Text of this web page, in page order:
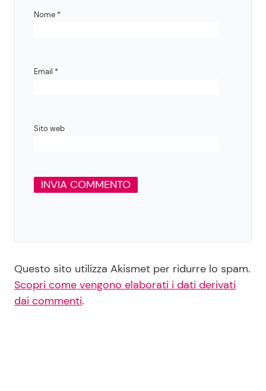
Nome *
Email *
Sito web
Questo sito utilizza Akismet per ridurre lo spam.
Scopri come vengono elaborati i dati derivati
dai commenti.